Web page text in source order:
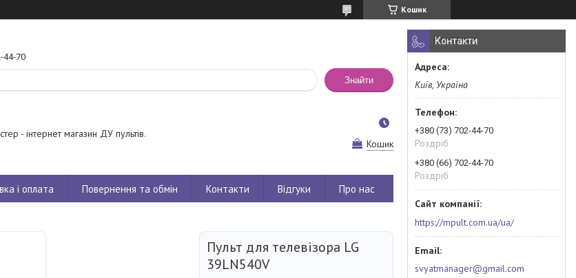
Кошик
44-70
Знайти
- інтернет магазин ДУ пультів.
Кошик
і оплата Повернення та обмін Контакти Відгуки Про нас
Пульт для телевізора LG
39LN540V
Контакти
Київ, Україна
+380 (73) 702-44-70
Роздріб
+380 (66) 702-44-70
Роздріб
https://mpult.com.ua/ua/
svyatmanager@gmail.com